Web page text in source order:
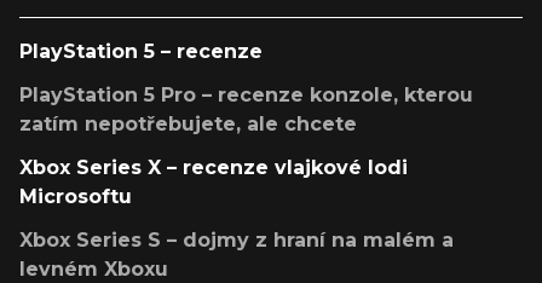
PlayStation 5 – recenze
PlayStation 5 Pro – recenze konzole, kterou
zatím nepotřebujete, ale chcete
Xbox Series X – recenze vlajkové lodi
Microsoftu
Xbox Series S – dojmy z hraní na malém a
levném Xboxu